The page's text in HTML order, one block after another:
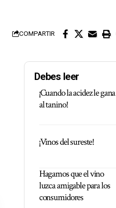
COMPARTIR
Debes leer
¡Cuando la acidez le gana
al tanino!
¡Vinos del sureste!
Hagamos que el vino
luzca amigable para los
consumidores